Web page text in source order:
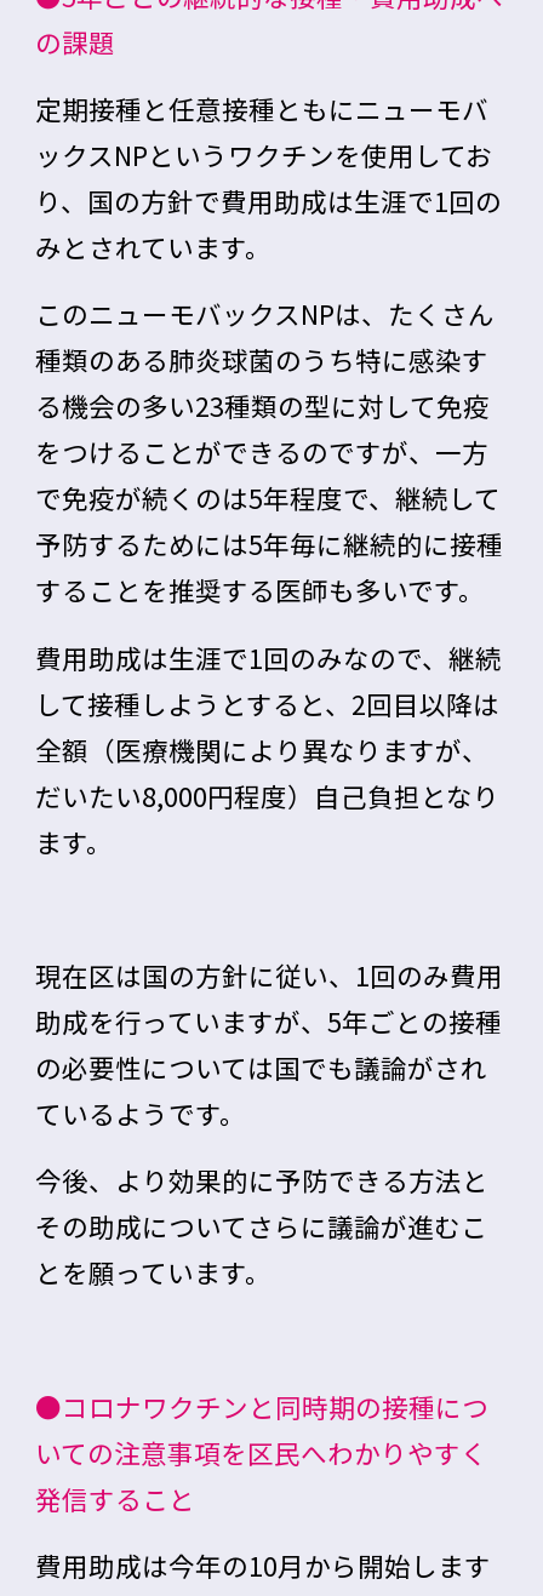
の課題
定期接種と任意接種ともにニューモバ
ックスNPというワクチンを使用してお
り、国の方針で費用助成は生涯で1回の
みとされています。
このニューモバックスNPは、たくさん
種類のある肺炎球菌のうち特に感染す
る機会の多い23種類の型に対して免疫
をつけることができるのですが、一方
で免疫が続くのは5年程度で、継続して
予防するためには5年毎に継続的に接種
することを推奨する医師も多いです。
費用助成は生涯で1回のみなので、継続
して接種しようとすると、2回目以降は
全額（医療機関により異なりますが、
だいたい8,000円程度）自己負担となり
ます。
現在区は国の方針に従い、1回のみ費用
助成を行っていますが、5年ごとの接種
の必要性については国でも議論がされ
ているようです。
今後、より効果的に予防できる方法と
その助成についてさらに議論が進むこ
とを願っています。
●コロナワクチンと同時期の接種につ
いての注意事項を区民へわかりやすく
発信すること
費用助成は今年の10月から開始します